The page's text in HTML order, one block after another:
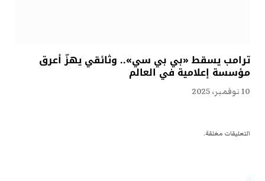
ترامب يسقط «بي بي سي».. وثائقي يهزّ أعرق
مؤسسة إعلامية في العالم
10 نوفمبر، 2025
التعليقات مغلقة.